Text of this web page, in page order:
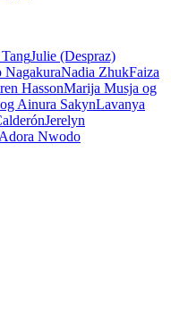
Julie (Despraz)
NagakuraNadia ZhukFaiza
HassonMarija Musja og
Ainura SakynLavanya
Jerelyn
Adora Nwodo